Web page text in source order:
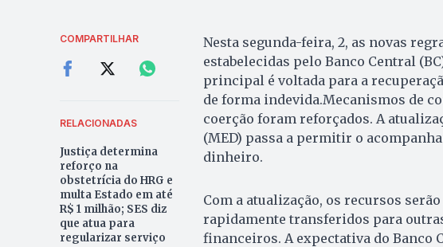
COMPARTILHAR
RELACIONADAS
Justiça determina
reforço na
obstetrícia do HRG e
multa Estado em até
R$ 1 milhão; SES diz
que atua para
regularizar serviço
Nesta segunda-feira, 2, as novas
estabelecidas pelo Banco Central
principal é voltada para a
de forma indevida.Mecanismos de
coerção foram reforçados. A
(MED) passa a permitir o
dinheiro.
Com a atualização, os recursos
rapidamente transferidos para
financeiros. A expectativa do Banco